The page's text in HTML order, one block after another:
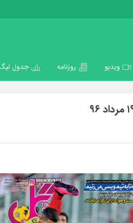
ویدیو روزنامه جدول